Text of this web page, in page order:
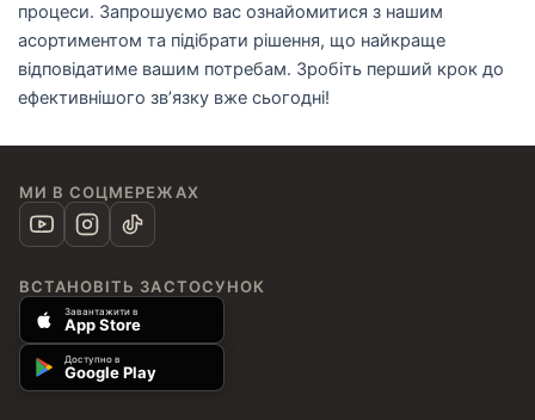
процеси. Запрошуємо вас ознайомитися з нашим
асортиментом та підібрати рішення, що найкраще
відповідатиме вашим потребам. Зробіть перший крок до
ефективнішого зв’язку вже сьогодні!
МИ В СОЦМЕРЕЖАХ
ВСТАНОВІТЬ ЗАСТОСУНОК
Завантажити в
App Store
Доступно в
Google Play